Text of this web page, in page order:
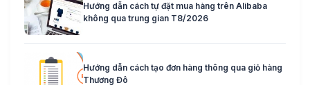
Hướng dẫn cách tự đặt mua hàng trên Alibaba
không qua trung gian T8/2026
Hướng dẫn cách tạo đơn hàng thông qua giỏ hàng
Thương Đô